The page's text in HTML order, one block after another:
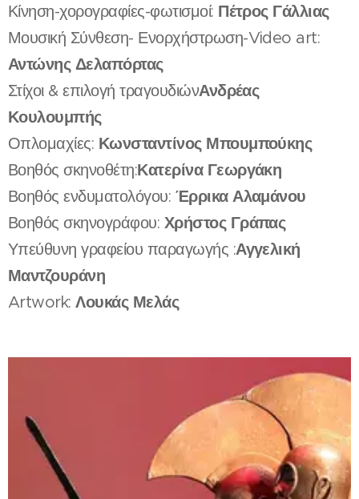
Κίνηση-χορογραφίες-φωτισμοί: Πέτρος Γάλλιας
Μουσική Σύνθεση- Ενορχήστρωση-Video art:
Αντώνης Δελαπόρτας
Στίχοι & επιλογή τραγουδιώνΑνδρέας
Κουλουμπής
Οπλομαχίες: Κωνσταντίνος Μπουμπούκης
Βοηθός σκηνοθέτη:Κατερίνα Γεωργάκη
Βοηθός ενδυματολόγου: Έρρικα Αλαμάνου
Βοηθός σκηνογράφου: Χρήστος Γράπας
Υπεύθυνη γραφείου παραγωγής :Αγγελική
Μαντζουράνη
Artwork:Λουκάς Μελάς